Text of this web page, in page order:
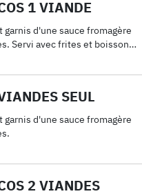
1 VIANDE
garnis d'une sauce fromagère
Servi avec frites et boisson
SEUL
garnis d'une sauce fromagère
2 VIANDES